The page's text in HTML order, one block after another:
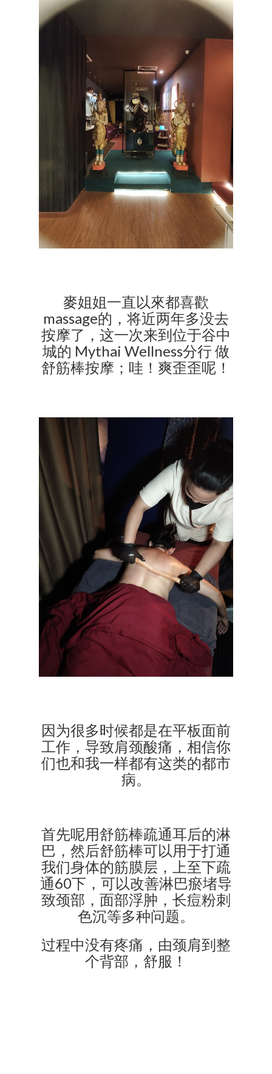
麥姐姐一直以來都喜歡
massage的，将近两年多没去
按摩了，这一次来到位于谷中
城的 Mythai Wellness分行 做
舒筋棒按摩；哇！爽歪歪呢！
因为很多时候都是在平板面前
工作，导致肩颈酸痛，相信你
们也和我一样都有这类的都市
病。
首先呢用舒筋棒疏通耳后的淋
巴，然后舒筋棒可以用于打通
我们身体的筋膜层，上至下疏
通60下，可以改善淋巴瘀堵导
致颈部，面部浮肿，长痘粉刺
色沉等多种问题。
过程中没有疼痛，由颈肩到整
个背部，舒服！